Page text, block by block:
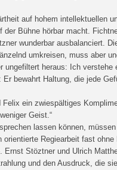
auf hohem intellektuellen
Bühne hörbar macht.
wunderbar ausbalanciert.
umkreisen, muss aber
ungefiltert heraus: Ich verstehe
bewahrt Haltung, die jede
ein zwiespältiges
Geist.“
lassen können,
Regiearbeit fast
Ernst Stöztner und Ulrich
und den Ausdruck, die